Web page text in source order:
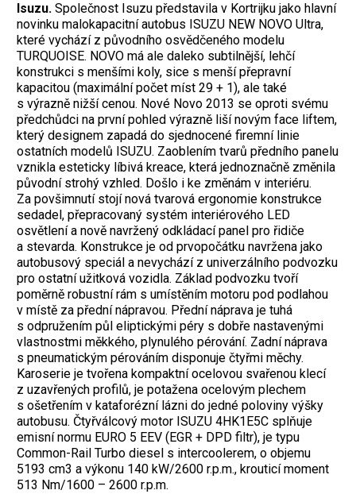
Isuzu. Společnost Isuzu představila v Kortrijku jako hlavní
novinku malokapacitní autobus ISUZU NEW NOVO Ultra,
které vychází z původního osvědčeného modelu
TURQUOISE. NOVO má ale daleko subtilnější, lehčí
konstrukci s menšími koly, sice s menší přepravní
kapacitou (maximální počet míst 29 + 1), ale také
s výrazně nižší cenou. Nové Novo 2013 se oproti svému
předchůdci na první pohled výrazně liší novým face liftem,
který designem zapadá do sjednocené firemní linie
ostatních modelů ISUZU. Zaoblením tvarů předního panelu
vznikla esteticky líbivá kreace, která jednoznačně změnila
původní strohý vzhled. Došlo i ke změnám v interiéru.
Za povšimnutí stojí nová tvarová ergonomie konstrukce
sedadel, přepracovaný systém interiérového LED
osvětlení a nově navržený odkládací panel pro řidiče
a stevarda. Konstrukce je od prvopočátku navržena jako
autobusový speciál a nevychází z univerzálního podvozku
pro ostatní užitková vozidla. Základ podvozku tvoří
poměrně robustní rám s umístěním motoru pod podlahou
v místě za přední nápravou. Přední náprava je tuhá
s odpružením půl eliptickými péry s dobře nastavenými
vlastnostmi měkkého, plynulého pérování. Zadní náprava
s pneumatickým pérováním disponuje čtyřmi měchy.
Karoserie je tvořena kompaktní ocelovou svařenou klecí
z uzavřených profilů, je potažena ocelovým plechem
s ošetřením v kataforézní lázni do jedné poloviny výšky
autobusu. Čtyřválcový motor ISUZU 4HK1E5C splňuje
emisní normu EURO 5 EEV (EGR + DPD filtr), je typu
Common-Rail Turbo diesel s intercoolerem, o objemu
5193 cm3 a výkonu 140 kW/2600 r.p.m., krouticí moment
513 Nm/1600 – 2600 r.p.m.